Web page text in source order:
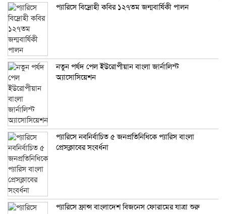
প্যারিসে বিদ্রোহী কবির ১২৭তম জন্মবার্ষিকী পালন
নতুন পর্ষদ পেল ইউরোপীয়ান বাংলা জার্নালিস্ট
অ্যাসোসিয়েশন
প্যারিসে নবনির্বাচিত ৫ জনপ্রতিনিধিকে প্যারিস বাংলা
প্রেসক্লাবের সংবর্ধনা
প্যারিসে ফ্রান্স বাংলাদেশ বিজনেস ফোরামের যাত্রা শুরু